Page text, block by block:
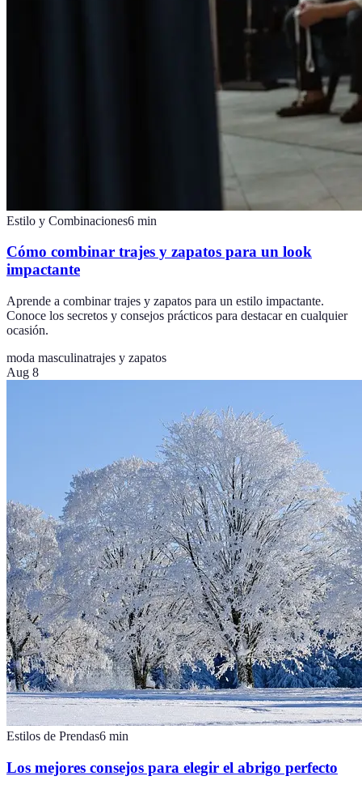
Estilo y Combinaciones6 min
Cómo combinar trajes y zapatos para un look
impactante
Aprende a combinar trajes y zapatos para un estilo impactante.
Conoce los secretos y consejos prácticos para destacar en cualquier
ocasión.
moda masculinatrajes y zapatos
Aug 8
Estilos de Prendas6 min
Los mejores consejos para elegir el abrigo perfecto